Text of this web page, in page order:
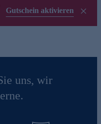
Gutschein aktivieren
uns, wir